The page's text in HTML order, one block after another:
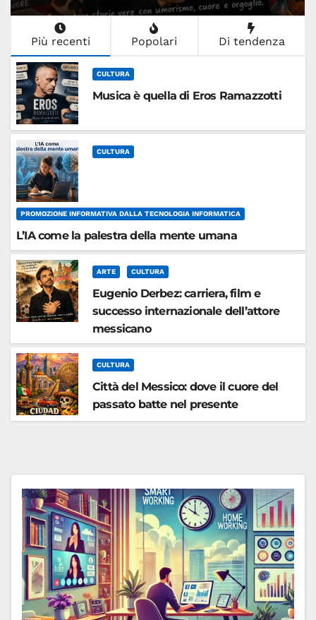
Più recenti Popolari Di tendenza
CULTURA
Musica è quella di Eros Ramazzotti
CULTURA
PROMOZIONE INFORMATIVA DALLA TECNOLOGIA INFORMATICA
L’IA come la palestra della mente umana
ARTE CULTURA
Eugenio Derbez: carriera, film e
successo internazionale dell’attore
messicano
CULTURA
Città del Messico: dove il cuore del
passato batte nel presente